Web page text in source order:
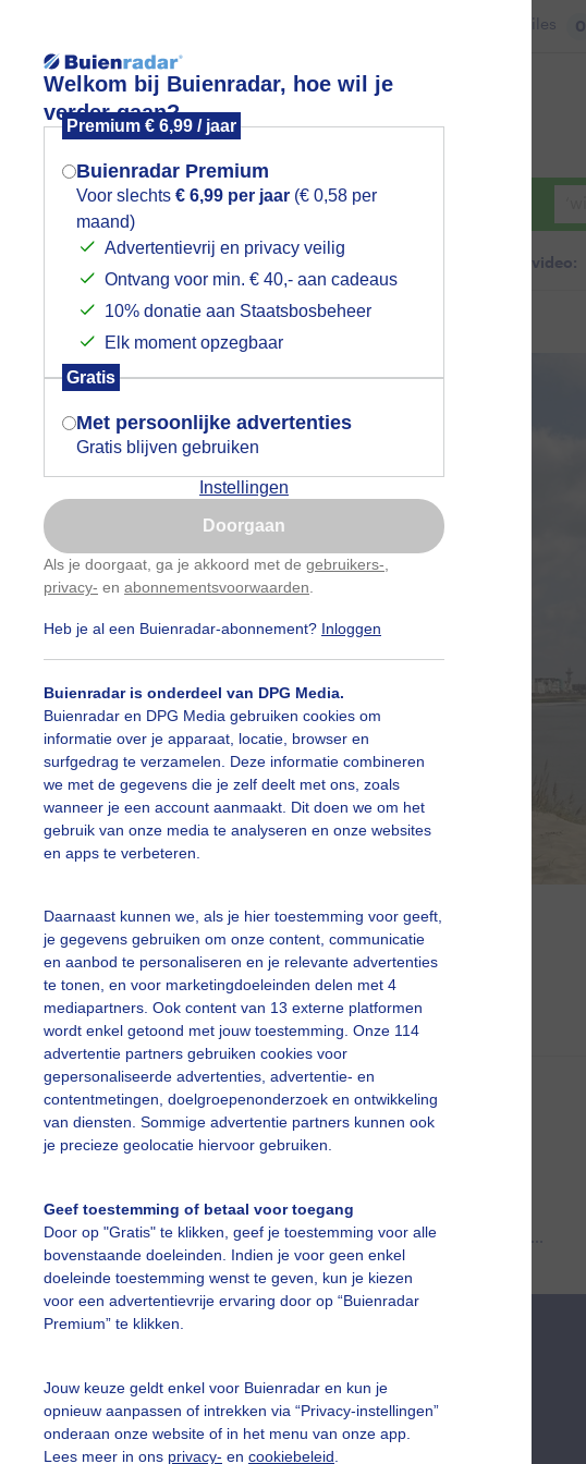
Welkom bij Buienradar, hoe wil je
verder gaan?
Premium € 6,99 / jaar
Buienradar Premium
Voor slechts € 6,99 per jaar (€ 0,58 per
maand)
Advertentievrij en privacy veilig
Ontvang voor min. € 40,- aan cadeaus
10% donatie aan Staatsbosbeheer
Elk moment opzegbaar
Gratis
Met persoonlijke advertenties
Gratis blijven gebruiken
Instellingen
Doorgaan
Als je doorgaat, ga je akkoord met de gebruikers-
privacy- en abonnementsvoorwaarden
Heb je al een Buienradar-abonnement? Inloggen
Buienradar is onderdeel van DPG Media.
Buienradar en DPG Media gebruiken cookies om
informatie over je apparaat, locatie, browser en
surfgedrag te verzamelen. Deze informatie combineren
we met de gegevens die je zelf deelt met ons, zoals
wanneer je een account aanmaakt. Dit doen we om het
gebruik van onze media te analyseren en onze websites
en apps te verbeteren.
Daarnaast kunnen we, als je hier toestemming voor geeft,
je gegevens gebruiken om onze content, communicatie
en aanbod te personaliseren en je relevante advertenties
te tonen, en voor marketingdoeleinden delen met 4
mediapartners. Ook content van 13 externe platformen
wordt enkel getoond met jouw toestemming. Onze 114
advertentie partners gebruiken cookies voor
gepersonaliseerde advertenties, advertentie- en
contentmetingen, doelgroepenonderzoek en ontwikkeling
van diensten. Sommige advertentie partners kunnen ook
je precieze geolocatie hiervoor gebruiken.
Geef toestemming of betaal voor toegang
Door op "Gratis" te klikken, geef je toestemming voor alle
bovenstaande doeleinden. Indien je voor geen enkel
doeleinde toestemming wenst te geven, kun je kiezen
voor een advertentievrije ervaring door op “Buienradar
Premium” te klikken.
Jouw keuze geldt enkel voor Buienradar en kun je
opnieuw aanpassen of intrekken via “Privacy-instellingen”
onderaan onze website of in het menu van onze app.
Lees meer in ons privacy- en cookiebeleid
Files 0
Foto en video Weerzine
Zoeken in foto & video:
meer wolken afgewisseld met zon
ria brasser Gemaakt: 15-03-2025, 36x bekeken
Gurewind
slideshow
Een moment geduld aub...
vragen
De Bilt
Mogen we je locatie gebruiken voor
het weer?
Indien je hier nog geen akkoord op hebt
gegeven, verschijnt er zo een pop-up uit
je browser waarin deze toestemming
gevraagd wordt.
Is goed, toon de popup
Nu niet, misschien later
Gebruik je Safari en wil je niet elke dag deze pop-up
Klikhierom dit aan te passen